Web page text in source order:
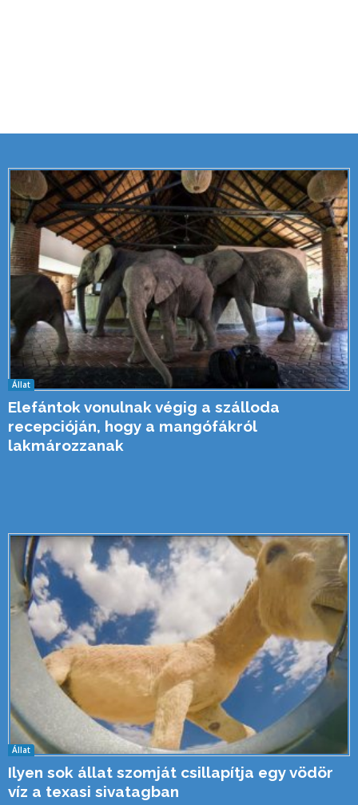
Állat
Elefántok vonulnak végig a szálloda
recepcióján, hogy a mangófákról
lakmározzanak
Állat
Ilyen sok állat szomját csillapítja egy vödör
víz a texasi sivatagban